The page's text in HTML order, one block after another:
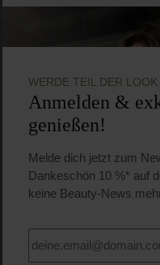
WERDE TEIL DER
Anmelden &
genießen!
Melde dich jetzt zum
Dankeschön 10 %* auf
keine Beauty-News